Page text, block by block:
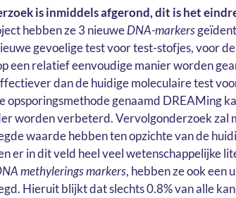
is inmiddels afgerond, dit is het
hebben ze 3 nieuweDNA-markers
gevoelige test voor test-stofjes, voor
een relatief eenvoudige manier worden
dan de huidige moleculaire test
opsporingsmethode genaamd DREAMing
worden verbeterd. Vervolgonderzoek zal
waarde hebben ten opzichte van de
er in dit veld heel veel wetenschappelijke
methylerings markers, hebben ze ook
Hieruit blijkt dat slechts 0.8% van alle